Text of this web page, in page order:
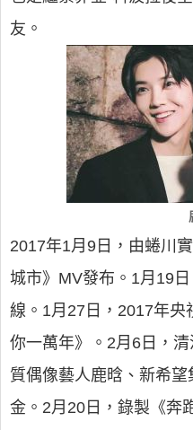
友。
2017年1月9日，由蜷川
城市》MV發布。1月19
線。1月27日，2017年央
你一萬年》。2月6日，
質偶像藝人鹿晗、新希
金。2月20日，錄製《奔